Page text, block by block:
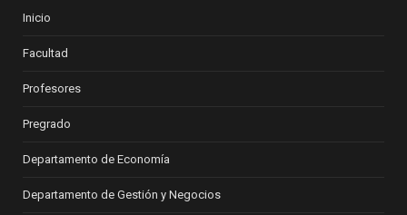
Inicio
Facultad
Profesores
Pregrado
Departamento de Economía
Departamento de Gestión y Negocios